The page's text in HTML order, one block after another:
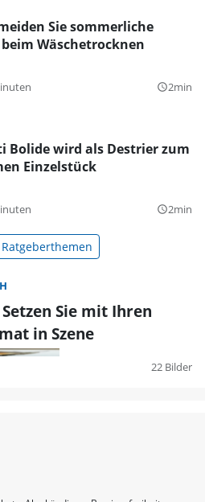
Sie sommerliche
Wäschetrocknen
query_builder2min
Bolide wird als Destrier zum
Einzelstück
query_builder2min
Sie mit Ihren
in Szene
22 Bilder